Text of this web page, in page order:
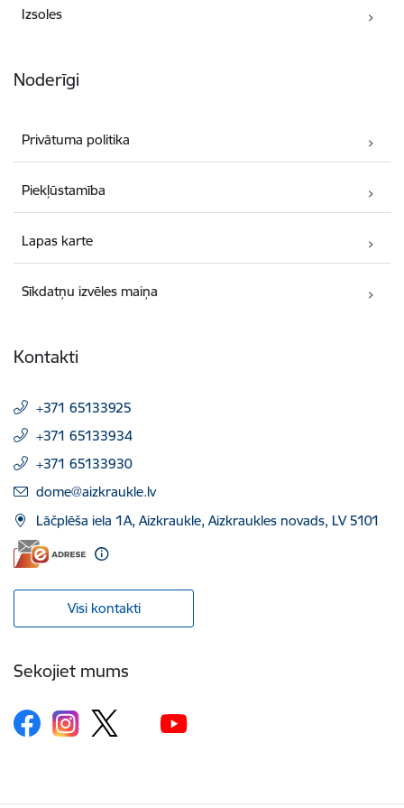
Izsoles
Noderīgi
Privātuma politika
Piekļūstamība
Lapas karte
Sīkdatņu izvēles maiņa
Kontakti
+371 65133925
+371 65133934
+371 65133930
E-pasts:
dome@aizkraukle.lv
Lāčplēša iela 1A, Aizkraukle, Aizkraukles novads, LV 5101
Visi kontakti
Sekojiet mums